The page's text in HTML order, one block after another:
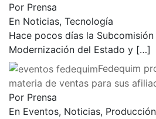
Por Prensa
En Noticias, Tecnología
Hace pocos días la
Modernización del Estado y […]
Fedequim
materia de ventas para sus
Por Prensa
En Eventos, Noticias, Producción